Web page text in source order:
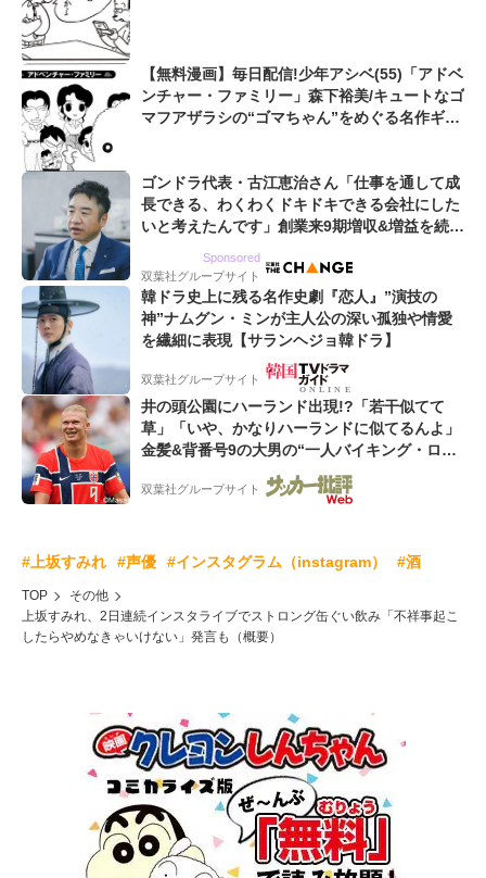
【無料漫画】毎日配信!少年アシベ(55)「アドベ
ンチャー・ファミリー」森下裕美/キュートなゴ
マフアザラシの“ゴマちゃん”をめぐる名作ギャ
ゴンドラ代表・古江恵治さん「仕事を通して成
長できる、わくわくドキドキできる会社にした
いと考えたんです」創業来9期増収&増益を続け
Sponsored
双葉社グループサイト
韓ドラ史上に残る名作史劇『恋人』”演技の
神”ナムグン・ミンが主人公の深い孤独や情愛
を繊細に表現【サランヘジョ韓ドラ】
双葉社グループサイト
井の頭公園にハーランド出現!?「若干似てて
草」「いや、かなりハーランドに似てるんよ」
金髪&背番号9の大男の“一人バイキング・ロ
ー”映像が話題!「元気をもらった」
双葉社グループサイト
#上坂すみれ #声優 #インスタグラム（instagram） #酒
TOP
その他
上坂すみれ、2日連続インスタライブでストロング缶ぐい飲み「不祥事起こ
したらやめなきゃいけない」発言も（概要）